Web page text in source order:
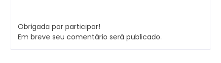
Obrigada por participar!
Em breve seu comentário será publicado.